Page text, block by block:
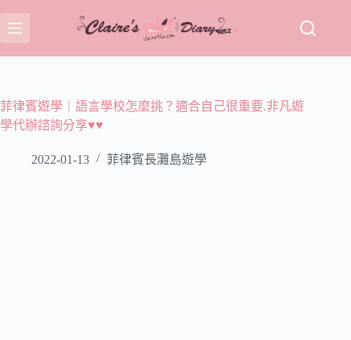
至
主
容
菲律賓遊學｜語言學校怎麼挑？適合自己很重要.非凡遊
學代辦諮詢分享♥♥
2022-01-13 菲律賓長灘島遊學